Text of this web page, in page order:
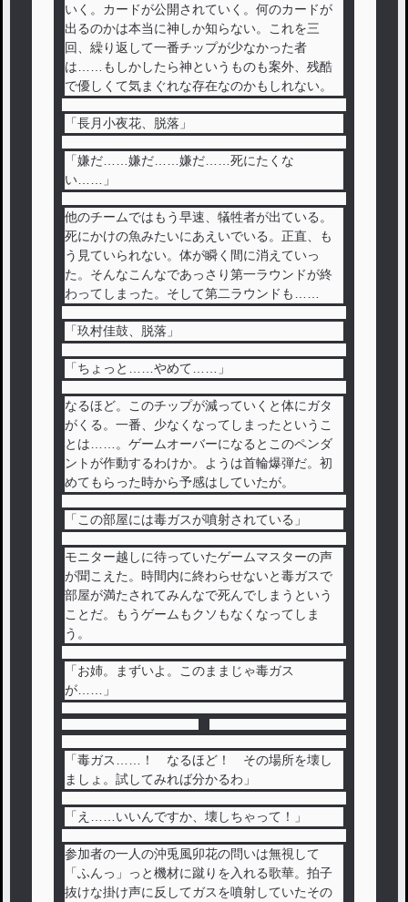
いく。カードが公開されていく。何のカードが
出るのかは本当に神しか知らない。これを三
回、繰り返して一番チップが少なかった者
は……もしかしたら神というものも案外、残酷
で優しくて気まぐれな存在なのかもしれない。
「長月小夜花、脱落」
「嫌だ……嫌だ……嫌だ……死にたくな
い……」
他のチームではもう早速、犠牲者が出ている。
死にかけの魚みたいにあえいでいる。正直、も
う見ていられない。体が瞬く間に消えていっ
た。そんなこんなであっさり第一ラウンドが終
わってしまった。そして第二ラウンドも……
「玖村佳鼓、脱落」
「ちょっと……やめて……」
なるほど。このチップが減っていくと体にガタ
がくる。一番、少なくなってしまったというこ
とは……。ゲームオーバーになるとこのペンダ
ントが作動するわけか。ようは首輪爆弾だ。初
めてもらった時から予感はしていたが。
「この部屋には毒ガスが噴射されている」
モニター越しに待っていたゲームマスターの声
が聞こえた。時間内に終わらせないと毒ガスで
部屋が満たされてみんなで死んでしまうという
ことだ。もうゲームもクソもなくなってしま
う。
「お姉。まずいよ。このままじゃ毒ガス
が……」
「毒ガス……！ なるほど！ その場所を壊し
ましょ。試してみれば分かるわ」
「え……いいんですか、壊しちゃって！」
参加者の一人の沖兎風卯花の問いは無視して
「ふんっ」っと機材に蹴りを入れる歌華。拍子
抜けな掛け声に反してガスを噴射していたその